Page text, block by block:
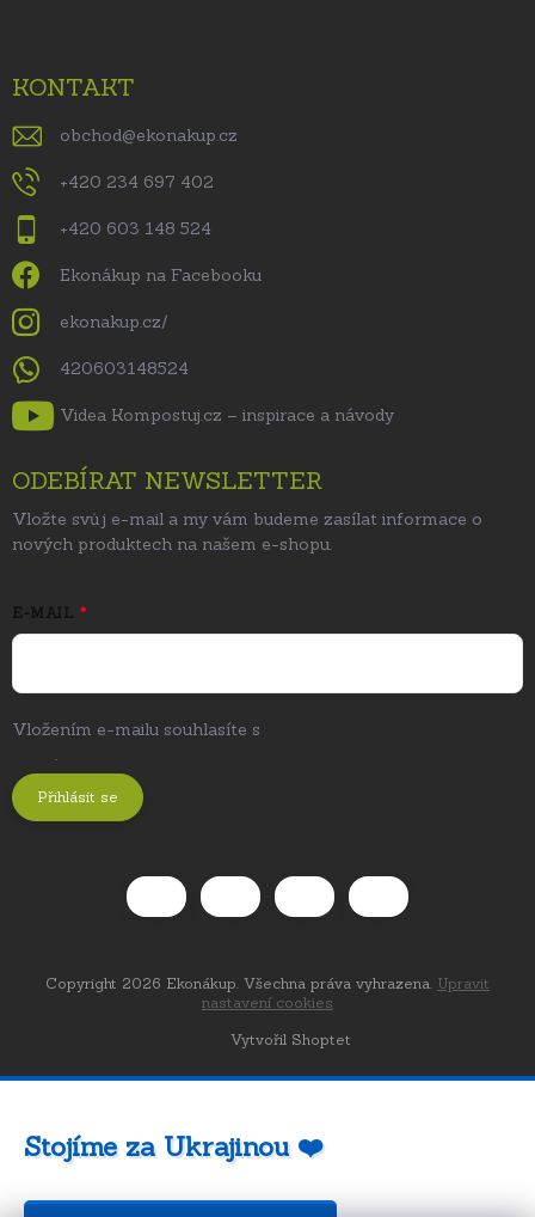
KONTAKT
obchod@ekonakup.cz
+420 234 697 402
+420 603 148 524
Ekonákup na Facebooku
ekonakup.cz/
420603148524
Videa Kompostuj.cz – inspirace a návody
ODEBÍRAT NEWSLETTER
Vložte svůj e-mail a my vám budeme zasílat informace o
nových produktech na našem e-shopu.
E-MAIL
Vložením e-mailu souhlasíte s
.
Přihlásit se
Vytvořil Shoptet
Copyright 2026 Ekonákup. Všechna práva vyhrazena. Upravit
nastavení cookies
Stojíme za Ukrajinou ❤️